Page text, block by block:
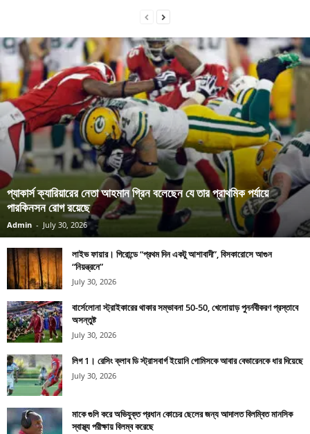
প্যাকার্স ক্যারিয়ারের নেতা আহমান গ্রিন বলেছেন যে তার প্রাথমিক পর্যায়ে
পারকিনসন রোগ রয়েছে
Admin - July 30, 2026
লাইভ ফায়ার। গিরোন্ডে “প্রথম দিন একটু আশাবাদী”, বিসকারোসে আগুন
“নিয়ন্ত্রনে”
July 30, 2026
বার্সেলোনা স্ট্রাইকারের থাকার সম্ভাবনা 50-50, খেলোয়াড় পুনর্নবীকরণ প্রস্তাবে
অসন্তুষ্ট
July 30, 2026
লিগ 1। রেসিং ক্লাব ডি স্ট্রাসবার্গ ইয়োনি গোমিসকে আবার বেভারেনকে ধার দিয়েছে
July 30, 2026
মাকে গুলি করে অভিযুক্ত প্রধান কোচের ছেলের জন্য আদালত বিলম্বিত মানসিক
স্বাস্থ্য পরীক্ষায় বিলম্ব করেছে